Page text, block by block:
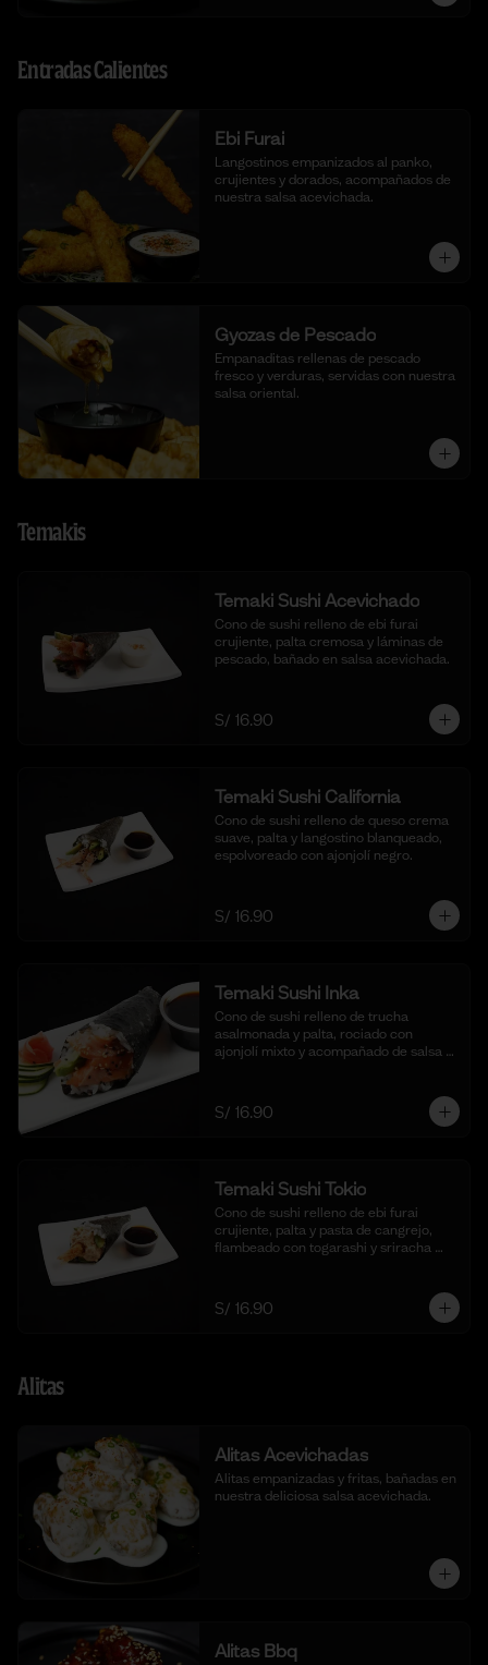
Entradas Calientes
Ebi Furai
Langostinos empanizados al panko,
crujientes y dorados, acompañados de
nuestra salsa acevichada.
Gyozas de Pescado
Empanaditas rellenas de pescado
fresco y verduras, servidas con nuestra
salsa oriental.
Temakis
Temaki Sushi Acevichado
Cono de sushi relleno de ebi furai
crujiente, palta cremosa y láminas de
pescado, bañado en salsa acevichada.
S/ 16.90
Temaki Sushi California
Cono de sushi relleno de queso crema
suave, palta y langostino blanqueado,
espolvoreado con ajonjolí negro.
S/ 16.90
Temaki Sushi Inka
Cono de sushi relleno de trucha
asalmonada y palta, rociado con
ajonjolí mixto y acompañado de salsa
S/ 16.90
Temaki Sushi Tokio
Cono de sushi relleno de ebi furai
crujiente, palta y pasta de cangrejo,
flambeado con togarashi y sriracha
S/ 16.90
Alitas
Alitas Acevichadas
Alitas empanizadas y fritas, bañadas en
nuestra deliciosa salsa acevichada.
Alitas Bbq